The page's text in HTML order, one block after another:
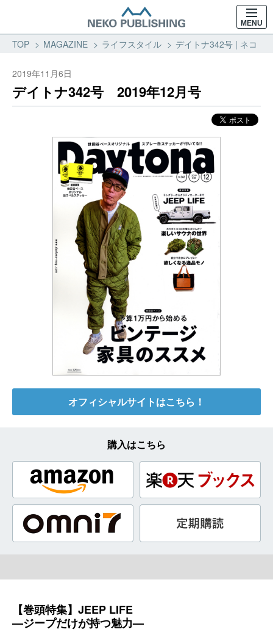
MENU
TOP MAGAZINE ライフスタイル デイトナ342号 | ネコ・
2019年11月6日
デイトナ342号 2019年12月号
オフィシャルサイトはこちら！
購入はこちら
【巻頭特集】JEEP LIFE
—ジープだけが持つ魅力—